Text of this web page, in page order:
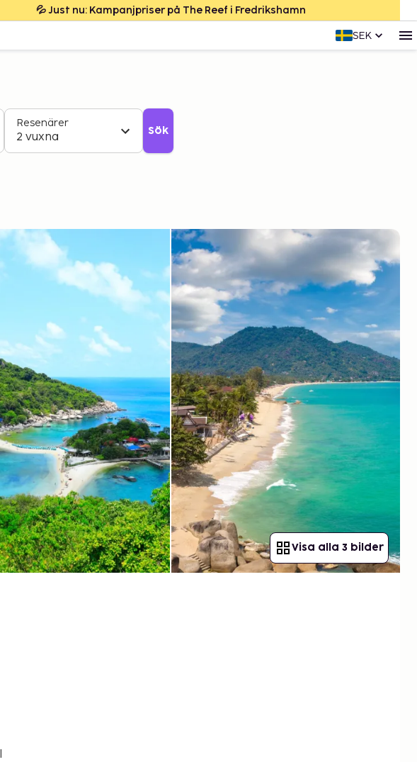
💦 Just nu: Kampanjpriser på The Reef i Fredrikshamn
SEK
Resenärer
2 vuxna Sök
Visa alla 3 bilder